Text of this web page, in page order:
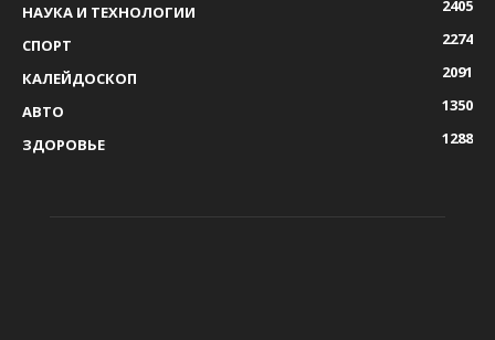
НАУКА И ТЕХНОЛОГИИ
2405
СПОРТ
2274
КАЛЕЙДОСКОП
2091
АВТО
1350
ЗДОРОВЬЕ
1288